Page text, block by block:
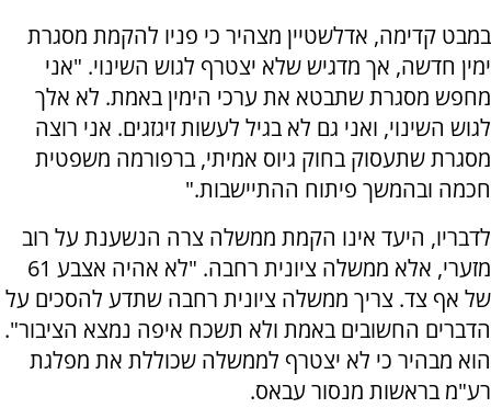
במבט קדימה, אדלשטיין מצהיר כי פניו להקמת מסגרת
ימין חדשה, אך מדגיש שלא יצטרף לגוש השינוי. "אני
מחפש מסגרת שתבטא את ערכי הימין באמת. לא אלך
לגוש השינוי, ואני גם לא בגיל לעשות זיגזגים. אני רוצה
מסגרת שתעסוק בחוק גיוס אמיתי, ברפורמה משפטית
חכמה ובהמשך פיתוח ההתיישבות."
לדבריו, היעד אינו הקמת ממשלה צרה הנשענת על רוב
מזערי, אלא ממשלה ציונית רחבה. "לא אהיה אצבע 61
של אף צד. צריך ממשלה ציונית רחבה שתדע להסכים על
הדברים החשובים באמת ולא תשכח איפה נמצא הציבור".
הוא מבהיר כי לא יצטרף לממשלה שכוללת את מפלגת
רע"מ בראשות מנסור עבאס.